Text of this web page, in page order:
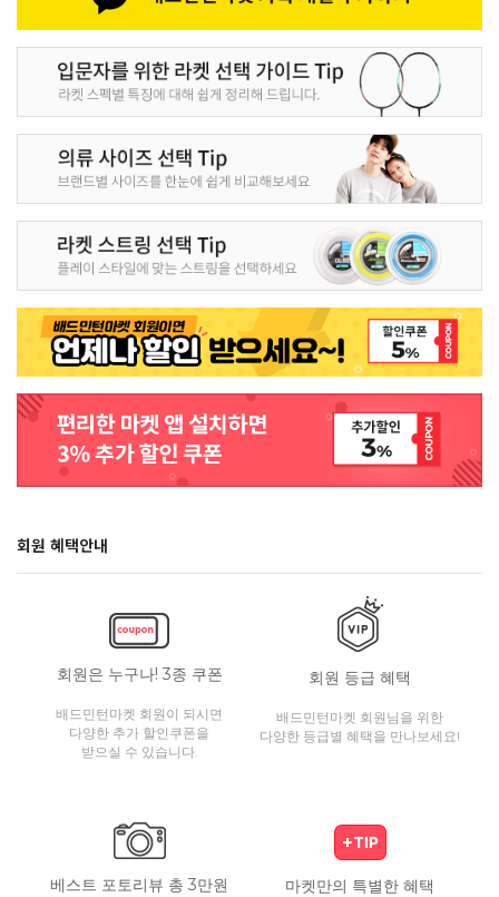
회원 혜택안내
회원은 누구나! 3종 쿠폰
배드민턴마켓 회원이 되시면
다양한 추가 할인쿠폰을
받으실 수 있습니다.
회원 등급 혜택
배드민턴마켓 회원님을 위한
다양한 등급별 혜택을 만나보세요!
베스트 포토리뷰 총 3만원 마켓만의 특별한 혜택